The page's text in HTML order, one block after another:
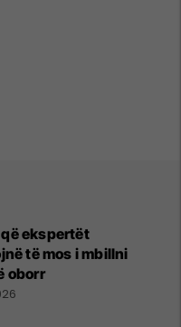
që ekspertët
të mos i mbillni
oborr